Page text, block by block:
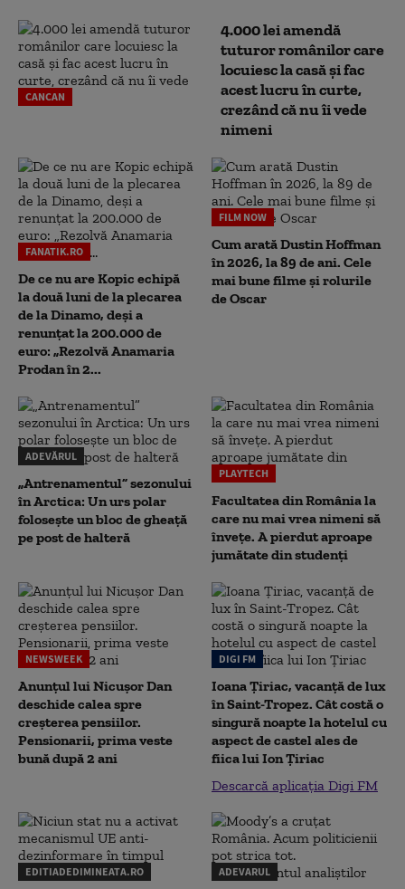
CANCAN
4.000 lei amendă
tuturor românilor care
locuiesc la casă și fac
acest lucru în curte,
crezând că nu îi vede
nimeni
FANATIK.RO
De ce nu are Kopic echipă
la două luni de la plecarea
de la Dinamo, deși a
renunțat la 200.000 de
euro: „Rezolvă Anamaria
Prodan în 2...
FILM NOW
Cum arată Dustin Hoffman
în 2026, la 89 de ani. Cele
mai bune filme și rolurile
de Oscar
ADEVĂRUL
„Antrenamentul” sezonului
în Arctica: Un urs polar
folosește un bloc de gheață
pe post de halteră
PLAYTECH
Facultatea din România la
care nu mai vrea nimeni să
înveţe. A pierdut aproape
jumătate din studenţi
NEWSWEEK
Anunțul lui Nicușor Dan
deschide calea spre
creșterea pensiilor.
Pensionarii, prima veste
bună după 2 ani
DIGI FM
Ioana Țiriac, vacanță de lux
în Saint-Tropez. Cât costă o
singură noapte la hotelul cu
aspect de castel ales de
fiica lui Ion Țiriac
Descarcă aplicația Digi FM
EDITIADEDIMINEATA.RO ADEVARUL